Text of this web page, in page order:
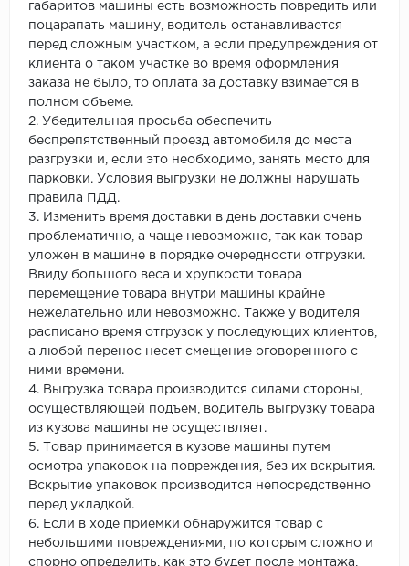
габаритов машины есть возможность повредить или
поцарапать машину, водитель останавливается
перед сложным участком, а если предупреждения от
клиента о таком участке во время оформления
заказа не было, то оплата за доставку взимается в
полном объеме.
2. Убедительная просьба обеспечить
беспрепятственный проезд автомобиля до места
разгрузки и, если это необходимо, занять место для
парковки. Условия выгрузки не должны нарушать
правила ПДД.
3. Изменить время доставки в день доставки очень
проблематично, а чаще невозможно, так как товар
уложен в машине в порядке очередности отгрузки.
Ввиду большого веса и хрупкости товара
перемещение товара внутри машины крайне
нежелательно или невозможно. Также у водителя
расписано время отгрузок у последующих клиентов,
а любой перенос несет смещение оговоренного с
ними времени.
4. Выгрузка товара производится силами стороны,
осуществляющей подъем, водитель выгрузку товара
из кузова машины не осуществляет.
5. Товар принимается в кузове машины путем
осмотра упаковок на повреждения, без их вскрытия.
Вскрытие упаковок производится непосредственно
перед укладкой.
6. Если в ходе приемки обнаружится товар с
небольшими повреждениями, по которым сложно и
спорно определить, как это будет после монтажа,